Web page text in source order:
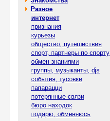
Разное
интернет
признания
курьезы
общество, путешествия
спорт, партнеры по спорту
обмен знаниями
группы, музыканты, djs
события, тусовки
папарацци
потерянные связи
бюро находок
подарю, обменяюсь